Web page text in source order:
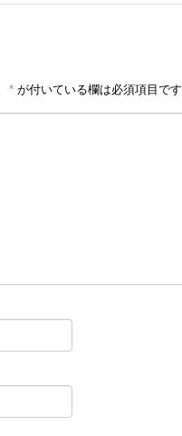
* が付いている欄は必須項目です